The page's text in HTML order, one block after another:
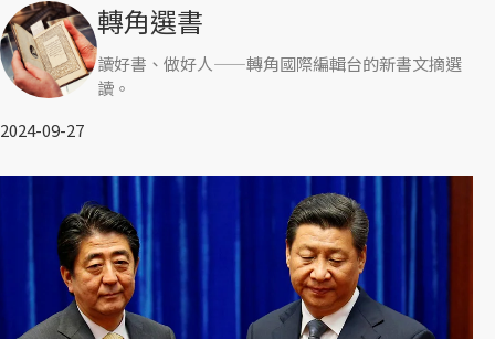
轉角選書
讀好書、做好人——轉角國際編輯台的新書文摘選
讀。
2024-09-27